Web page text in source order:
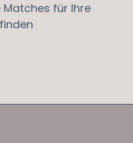
Matches für Ihre